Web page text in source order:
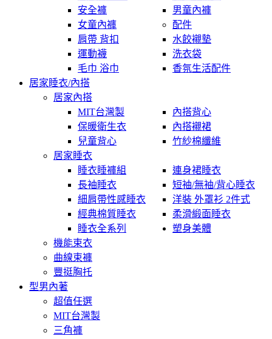
安全褲
男童內褲
女童內褲
配件
肩帶 背扣
水餃襯墊
運動襪
洗衣袋
毛巾 浴巾
香氛生活配件
居家睡衣/內搭
居家內搭
MIT台灣製
內搭背心
保暖衛生衣
內搭襯裙
兒童背心
竹紗棉纖維
居家睡衣
睡衣睡褲組
連身裙睡衣
長袖睡衣
短袖/無袖/背心睡衣
細肩帶性感睡衣
洋裝 外罩衫 2件式
經典棉質睡衣
柔滑緞面睡衣
睡衣全系列
塑身美體
機能束衣
曲線束褲
豐挺胸托
型男內著
超值任選
MIT台灣製
三角褲